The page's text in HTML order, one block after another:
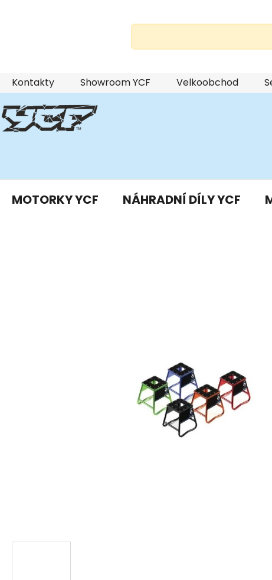
Přejít
na
obsah
Kontakty Showroom YCF Velkoobchod
MOTORKY YCF NÁHRADNÍ DÍLY YCF